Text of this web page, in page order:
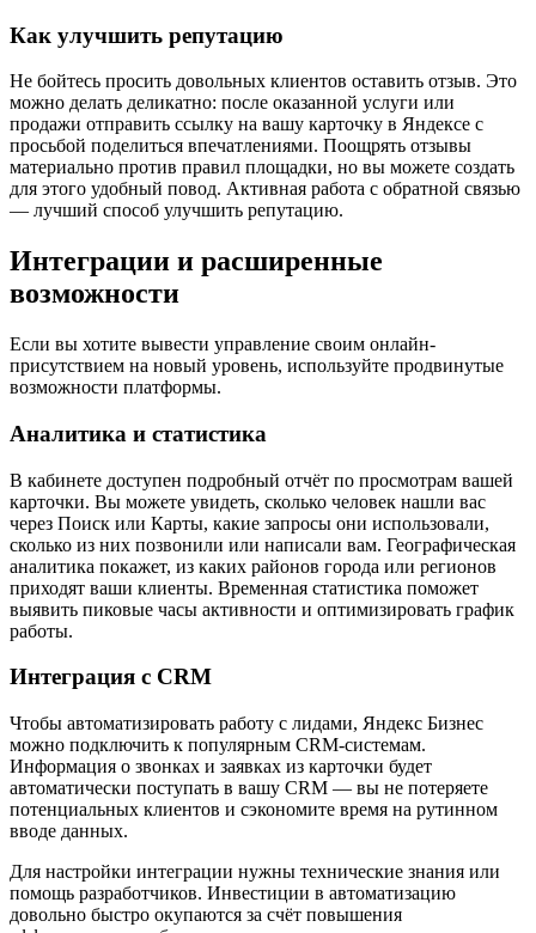
Как улучшить репутацию
Не бойтесь просить довольных клиентов оставить отзыв. Это
можно делать деликатно: после оказанной услуги или
продажи отправить ссылку на вашу карточку в Яндексе с
просьбой поделиться впечатлениями. Поощрять отзывы
материально против правил площадки, но вы можете создать
для этого удобный повод. Активная работа с обратной связью
— лучший способ улучшить репутацию.
Интеграции и расширенные
возможности
Если вы хотите вывести управление своим онлайн-
присутствием на новый уровень, используйте продвинутые
возможности платформы.
Аналитика и статистика
В кабинете доступен подробный отчёт по просмотрам вашей
карточки. Вы можете увидеть, сколько человек нашли вас
через Поиск или Карты, какие запросы они использовали,
сколько из них позвонили или написали вам. Географическая
аналитика покажет, из каких районов города или регионов
приходят ваши клиенты. Временная статистика поможет
выявить пиковые часы активности и оптимизировать график
работы.
Интеграция с CRM
Чтобы автоматизировать работу с лидами, Яндекс Бизнес
можно подключить к популярным CRM-системам.
Информация о звонках и заявках из карточки будет
автоматически поступать в вашу CRM — вы не потеряете
потенциальных клиентов и сэкономите время на рутинном
вводе данных.
Для настройки интеграции нужны технические знания или
помощь разработчиков. Инвестиции в автоматизацию
довольно быстро окупаются за счёт повышения